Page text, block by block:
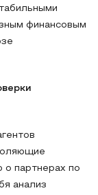
финансовым
партнерах по
анализ